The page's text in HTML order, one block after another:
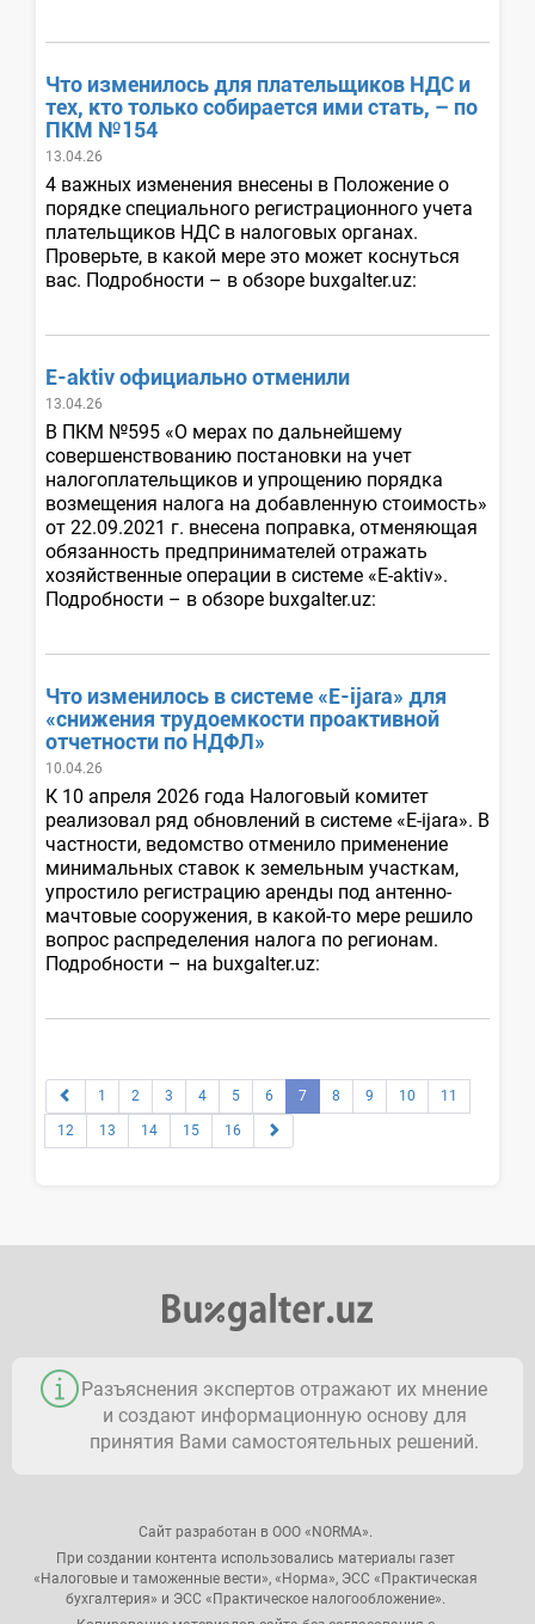
Что изменилось для плательщиков НДС и
тех, кто только собирается ими стать, – по
ПКМ №154
13.04.26
4 важных изменения внесены в Положение о
порядке специального регистрационного учета
плательщиков НДС в налоговых органах.
Проверьте, в какой мере это может коснуться
вас. Подробности – в обзоре buxgalter.uz:
E-aktiv официально отменили
13.04.26
В ПКМ №595 «О мерах по дальнейшему
совершенствованию постановки на учет
налогоплательщиков и упрощению порядка
возмещения налога на добавленную стоимость»
от 22.09.2021 г. внесена поправка, отменяющая
обязанность предпринимателей отражать
хозяйственные операции в системе «E-aktiv».
Подробности – в обзоре buxgalter.uz:
Что изменилось в системе «E-ijara» для
«снижения трудоемкости проактивной
отчетности по НДФЛ»
10.04.26
К 10 апреля 2026 года Налоговый комитет
реализовал ряд обновлений в системе «E-ijara». В
частности, ведомство отменило применение
минимальных ставок к земельным участкам,
упростило регистрацию аренды под антенно-
мачтовые сооружения, в какой-то мере решило
вопрос распределения налога по регионам.
Подробности – на buxgalter.uz:
1 2 3 4 5 6 7 8 9 10 11
12 13 14 15 16
Разъяснения экспертов отражают их мнение
и создают информационную основу для
принятия Вами самостоятельных решений.
Сайт разработан в ООО «NORMA».
При создании контента использовались материалы газет
«Налоговые и таможенные вести», «Норма», ЭСС «Практическая
бухгалтерия» и ЭСС «Практическое налогообложение».